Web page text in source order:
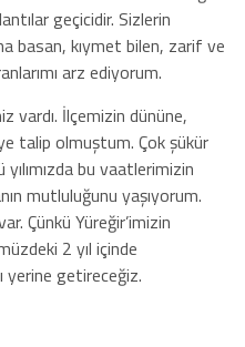
geçicidir. Sizlerin
basan, kıymet bilen, zarif ve
arz ediyorum.
vardı. İlçemizin dününe,
talip olmuştum. Çok şükür
yılımızda bu vaatlerimizin
mutluluğunu yaşıyorum.
Çünkü Yüreğir’imizin
2 yıl içinde
yerine getireceğiz.